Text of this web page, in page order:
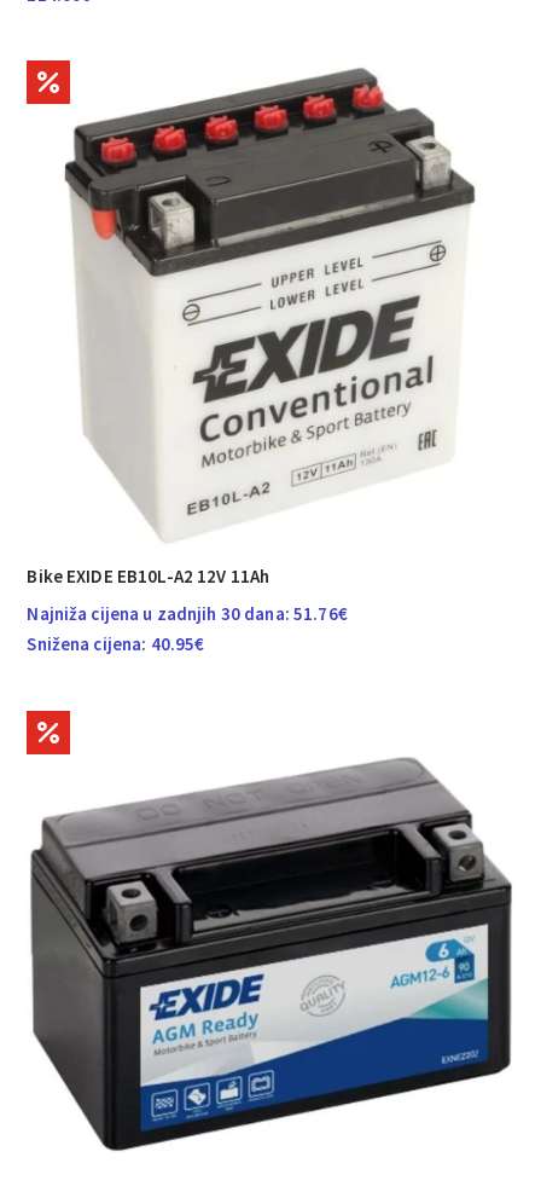
Bike EXIDE EB10L-A2 12V 11Ah
Najniža cijena u zadnjih 30 dana: 51.76€
Snižena cijena: 40.95€